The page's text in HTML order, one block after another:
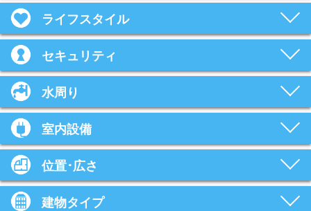
ライフスタイル
セキュリティ
水周り
室内設備
位置･広さ
建物タイプ